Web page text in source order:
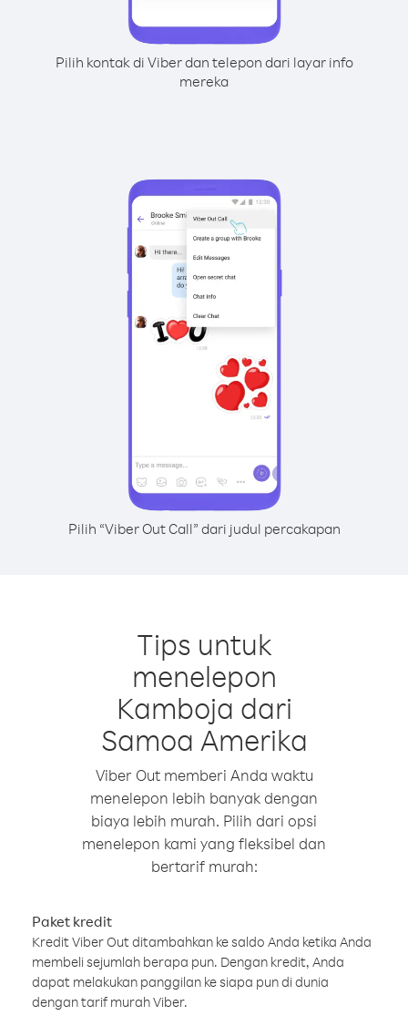
Pilih kontak di Viber dan telepon dari layar info
mereka
Pilih “Viber Out Call” dari judul percakapan
Tips untuk
menelepon
Kamboja dari
Samoa Amerika
Viber Out memberi Anda waktu
menelepon lebih banyak dengan
biaya lebih murah. Pilih dari opsi
menelepon kami yang fleksibel dan
bertarif murah:
Paket kredit
Kredit Viber Out ditambahkan ke saldo Anda ketika Anda
membeli sejumlah berapa pun. Dengan kredit, Anda
dapat melakukan panggilan ke siapa pun di dunia
dengan tarif murah Viber.